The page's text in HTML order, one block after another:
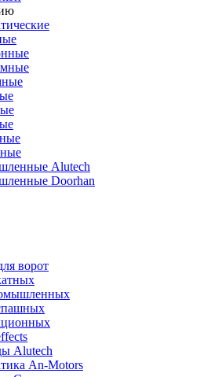
Alutech
Doorhan
ворот
Alutech
An-Motors